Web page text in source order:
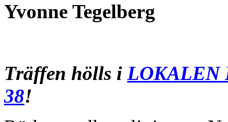
Yvonne Tegelberg
Träffen hölls i LOKALEN
38!